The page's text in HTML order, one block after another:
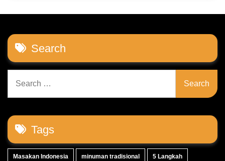
Search
for:
Tags
Masakan Indonesia minuman tradisional 5 Langkah